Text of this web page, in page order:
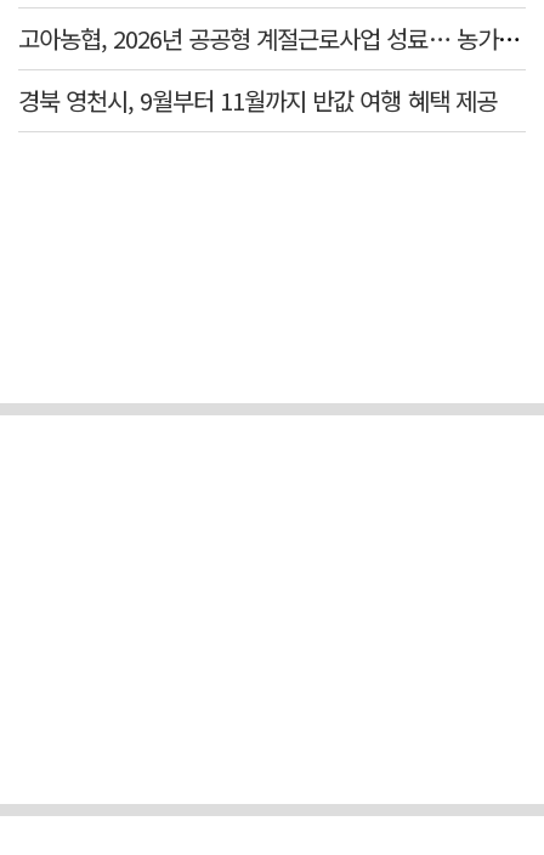
고아농협, 2026년 공공형 계절근로사업 성료… 농가 일손 부족 해소 '효자'
경북 영천시, 9월부터 11월까지 반값 여행 혜택 제공